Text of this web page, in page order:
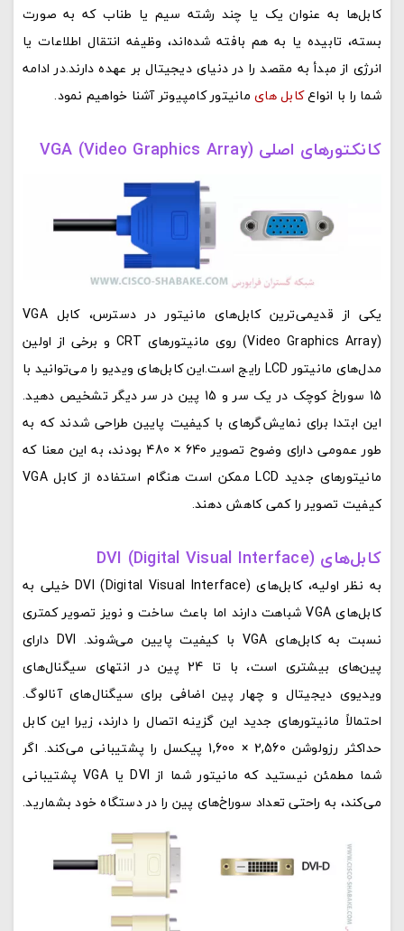
کابل‌ها به عنوان یک یا چند رشته سیم یا طناب که به صورت
بسته، تابیده یا به هم بافته شده‌اند، وظیفه انتقال اطلاعات یا
انرژی از مبدأ به مقصد را در دنیای دیجیتال بر عهده دارند.در ادامه
شما را با انواعکابل های مانیتور کامپیوتر آشنا خواهیم نمود.
کانکتورهای اصلی VGA (Video Graphics Array)
یکی از قدیمی‌ترین کابل‌های مانیتور در دسترس، کابل VGA
(Video Graphics Array) روی مانیتورهای CRT و برخی از اولین
مدل‌های مانیتور LCD رایج است.این کابل‌های ویدیو را می‌توانید با
15 سوراخ کوچک در یک سر و 15 پین در سر دیگر تشخیص دهید.
این ابتدا برای نمایش‌گرهای با کیفیت پایین طراحی شدند که به
طور عمومی دارای وضوح تصویر 640 × 480 بودند، به این معنا که
مانیتورهای جدید LCD ممکن است هنگام استفاده از کابل VGA
کیفیت تصویر را کمی کاهش دهند.
کابل‌های DVI (Digital Visual Interface)
به نظر اولیه، کابل‌های DVI (Digital Visual Interface) خیلی به
کابل‌های VGA شباهت دارند اما باعث ساخت و نویز تصویر کمتری
نسبت به کابل‌های VGA با کیفیت پایین می‌شوند. DVI دارای
پین‌های بیشتری است، با تا 24 پین در انتهای سیگنال‌های
ویدیوی دیجیتال و چهار پین اضافی برای سیگنال‌های آنالوگ.
احتمالاً مانیتورهای جدید این گزینه اتصال را دارند، زیرا این کابل
حداکثر رزولوشن 2,560 × 1,600 پیکسل را پشتیبانی می‌کند. اگر
شما مطمئن نیستید که مانیتور شما از DVI یا VGA پشتیبانی
می‌کند، به راحتی تعداد سوراخ‌های پین را در دستگاه خود بشمارید.